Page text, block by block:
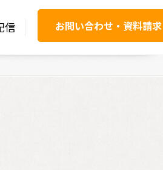
信 お問い合わせ・資料請求